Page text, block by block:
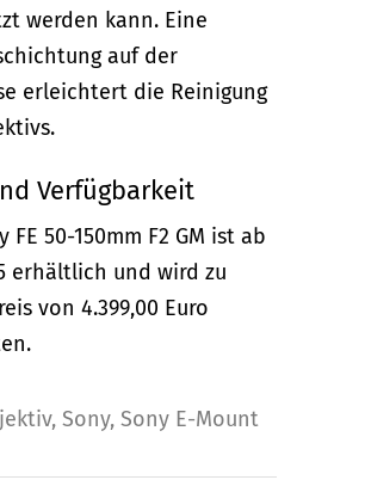
werden kann. Eine
auf der
erleichtert die Reinigung
Verfügbarkeit
FE 50-150mm F2 GM ist ab
erhältlich und wird zu
von 4.399,00 Euro
, Sony, Sony E-Mount